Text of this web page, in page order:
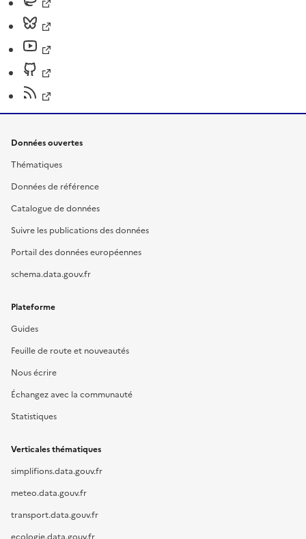
Données ouvertes
Thématiques
Données de référence
Catalogue de données
Suivre les publications des données
Portail des données européennes
schema.data.gouv.fr
Plateforme
Guides
Feuille de route et nouveautés
Nous écrire
Échangez avec la communauté
Statistiques
Verticales thématiques
simplifions.data.gouv.fr
meteo.data.gouv.fr
transport.data.gouv.fr